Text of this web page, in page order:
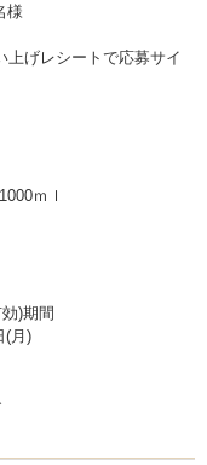
様
上げレシートで応募サイ
ｍｌ
)期間
(月)